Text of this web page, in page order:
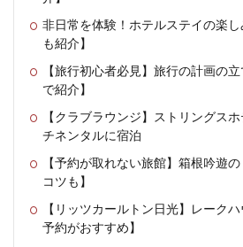
非日常を体験！ホテルステイの楽
も紹介】
【旅行初心者必見】旅行の計画の
で紹介】
【クラブラウンジ】ストリングス
チネンタルに宿泊
【予約が取れない旅館】箱根吟遊
コツも】
【リッツカールトン日光】レーク
予約がおすすめ】